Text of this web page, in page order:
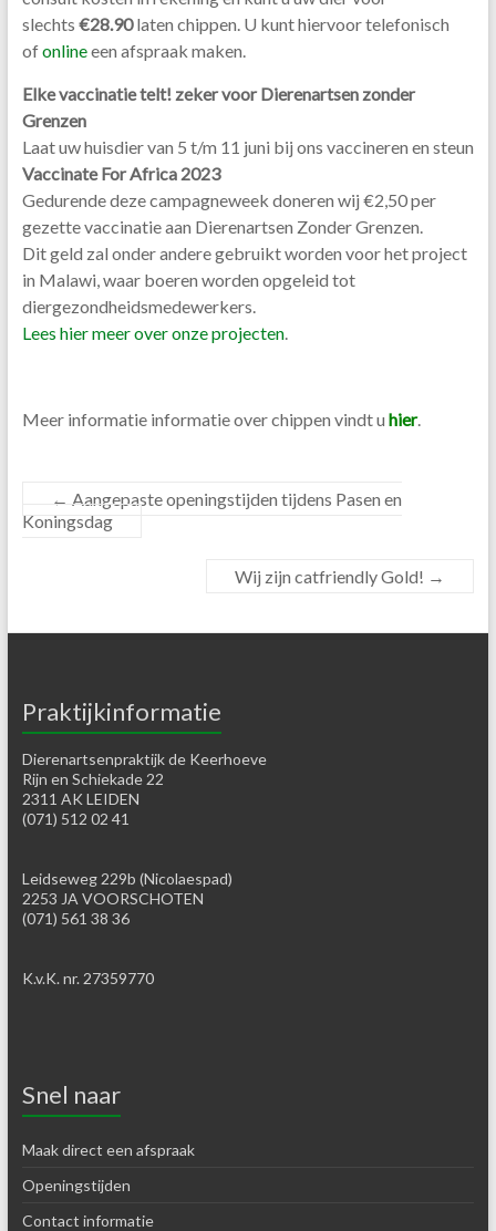
slechts €28.90laten chippen. U kunt hiervoor telefonisch
ofonlineeen afspraak maken.
Elke vaccinatie telt! zeker voor Dierenartsen zonder
Grenzen
Laat uw huisdier van 5 t/m 11 juni bij ons vaccineren en steun
Vaccinate For Africa 2023
Gedurende deze campagneweek doneren wij €2,50 per
gezette vaccinatie aan Dierenartsen Zonder Grenzen.
Dit geld zal onder andere gebruikt worden voor het project
in Malawi, waar boeren worden opgeleid tot
diergezondheidsmedewerkers.
Lees hier meer over onze projecten.
Meer informatie informatie over chippen vindt u hier.
← Aangepaste openingstijden tijdens Pasen en
Koningsdag
Wij zijn catfriendly Gold! →
Praktijkinformatie
Dierenartsenpraktijk de Keerhoeve
Rijn en Schiekade 22
2311 AK LEIDEN
(071) 512 02 41
Leidseweg 229b (Nicolaespad)
2253 JA VOORSCHOTEN
(071) 561 38 36
K.v.K. nr. 27359770
Snel naar
Maak direct een afspraak
Openingstijden
Contact informatie